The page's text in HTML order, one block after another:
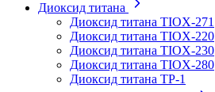
Диоксид титана
Диоксид титана TIOX-271
Диоксид титана TIOX-220
Диоксид титана TIOX-230
Диоксид титана TIOX-280
Диоксид титана TР-1